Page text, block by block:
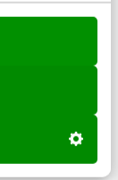
kwartier